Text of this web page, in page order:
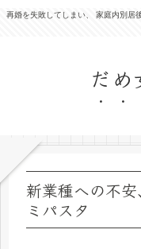
再婚を失敗してしまい、 家庭内別居
だめ
新業種への不
ミパスタ